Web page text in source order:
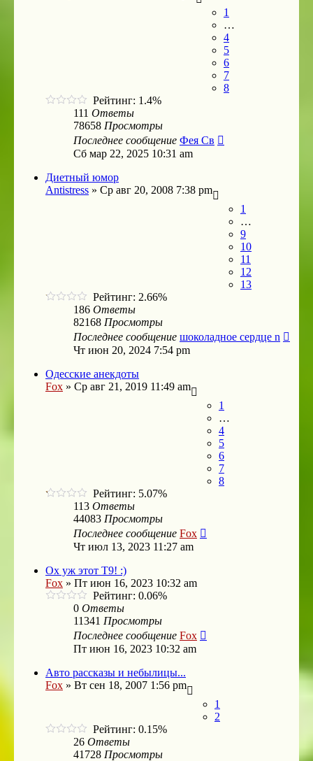
1
…
4
5
6
7
8
Рейтинг: 1.4%
111 Ответы
78658 Просмотры
Последнее сообщение Фея Св
Сб мар 22, 2025 10:31 am
Диетный юмор
Antistress » Ср авг 20, 2008 7:38 pm
1
…
9
10
11
12
13
Рейтинг: 2.66%
186 Ответы
82168 Просмотры
Последнее сообщение шоколадное сердце n
Чт июн 20, 2024 7:54 pm
Одесские анекдоты
Fox » Ср авг 21, 2019 11:49 am
1
…
4
5
6
7
8
Рейтинг: 5.07%
113 Ответы
44083 Просмотры
Последнее сообщение Fox
Чт июл 13, 2023 11:27 am
Ох уж этот Т9! :)
Fox » Пт июн 16, 2023 10:32 am
Рейтинг: 0.06%
0 Ответы
11341 Просмотры
Последнее сообщение Fox
Пт июн 16, 2023 10:32 am
Авто рассказы и небылицы...
Fox » Вт сен 18, 2007 1:56 pm
1
2
Рейтинг: 0.15%
26 Ответы
41728 Просмотры